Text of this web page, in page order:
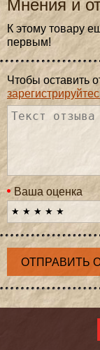
Мнения и
К этому товару
первым!
Чтобы оставить
Ваша оценка